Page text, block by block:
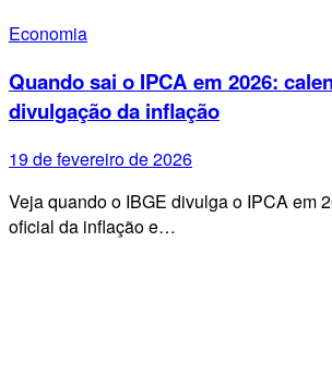
Economia
Quando sai o IPCA em 2026:
divulgação da inflação
19 de fevereiro de 2026
Veja quando o IBGE divulga o IPCA em
oficial da inflação e…